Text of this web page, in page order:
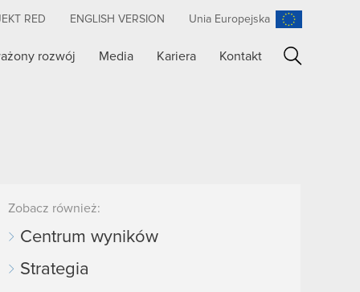
RED ENGLISH VERSION Unia Europejska
rozwój Media Kariera Kontakt
Zobacz również:
Centrum wyników
Strategia